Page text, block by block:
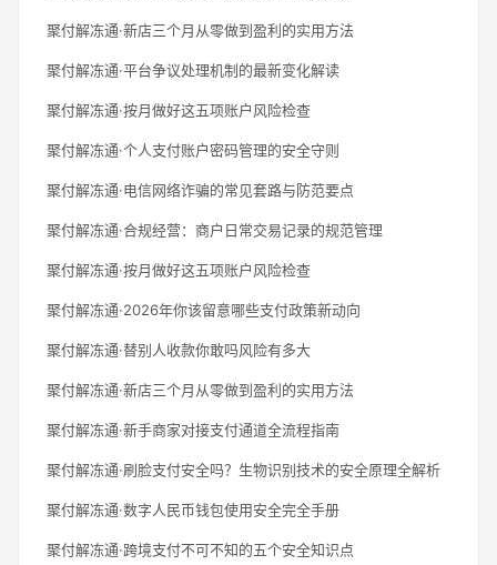
聚付解冻通·新店三个月从零做到盈利的实用方法
聚付解冻通·平台争议处理机制的最新变化解读
聚付解冻通·按月做好这五项账户风险检查
聚付解冻通·个人支付账户密码管理的安全守则
聚付解冻通·电信网络诈骗的常见套路与防范要点
聚付解冻通·合规经营：商户日常交易记录的规范管理
聚付解冻通·按月做好这五项账户风险检查
聚付解冻通·2026年你该留意哪些支付政策新动向
聚付解冻通·替别人收款你敢吗风险有多大
聚付解冻通·新店三个月从零做到盈利的实用方法
聚付解冻通·新手商家对接支付通道全流程指南
聚付解冻通·刷脸支付安全吗？生物识别技术的安全原理全解析
聚付解冻通·数字人民币钱包使用安全完全手册
聚付解冻通·跨境支付不可不知的五个安全知识点